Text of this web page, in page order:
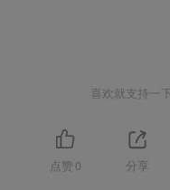
喜欢就支持一
点赞 0 分享